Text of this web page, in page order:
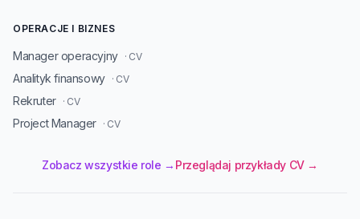
OPERACJE I BIZNES
Manager operacyjny · CV
Analityk finansowy · CV
Rekruter · CV
Project Manager · CV
Zobacz wszystkie role → Przeglądaj przykłady CV →